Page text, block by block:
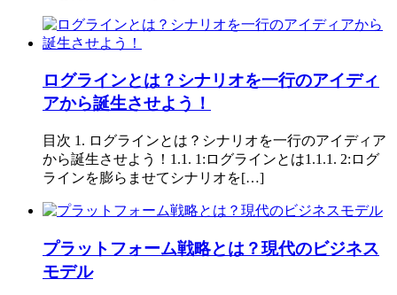
ログラインとは？シナリオを一行のアイディ
アから誕生させよう！
目次 1. ログラインとは？シナリオを一行のアイディア
から誕生させよう！1.1. 1:ログラインとは1.1.1. 2:ログ
ラインを膨らませてシナリオを[…]
プラットフォーム戦略とは？現代のビジネス
モデル